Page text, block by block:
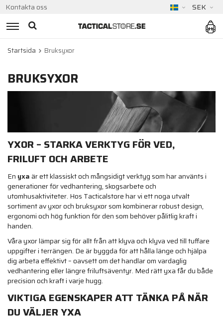
Kontakta oss SEK
Startsida Bruksyxor
BRUKSYXOR
YXOR – STARKA VERKTYG FÖR VED,
FRILUFT OCH ARBETE
En yxaär ett klassiskt och mångsidigt verktyg som har använts i
generationer för vedhantering, skogsarbete och
utomhusaktiviteter. Hos Tacticalstore har vi ett noga utvalt
sortiment av yxor och bruksyxor som kombinerar robust design,
ergonomi och hög funktion för den som behöver pålitlig kraft i
handen.
Våra yxor lämpar sig för allt från att klyva och klyva ved till tuffare
uppgifter i terrängen. De är byggda för att hålla länge och hjälpa
dig arbeta effektivt – oavsett om det handlar om vardaglig
vedhantering eller längre friluftsäventyr. Med rätt yxa får du både
precision och kraft i varje hugg.
VIKTIGA EGENSKAPER ATT TÄNKA PÅ NÄR
DU VÄLJER YXA